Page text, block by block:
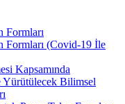
Formları
Formları (Covid-19 İle
Kapsamında
Bilimsel